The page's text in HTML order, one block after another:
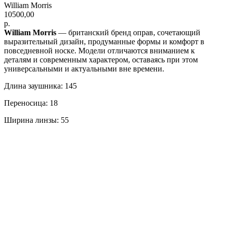
William Morris
10500,00
р.
William Morris — британский бренд оправ, сочетающий
выразительный дизайн, продуманные формы и комфорт в
повседневной носке. Модели отличаются вниманием к
деталям и современным характером, оставаясь при этом
универсальными и актуальными вне времени.
Длина заушника: 145
Переносица: 18
Ширина линзы: 55